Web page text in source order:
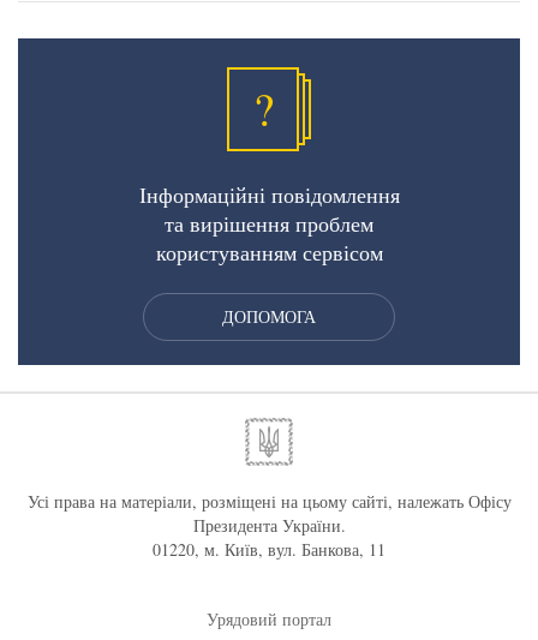
?
Інформаційні повідомлення
та вирішення проблем
користуванням сервісом
ДОПОМОГА
Усі права на матеріали, розміщені на цьому сайті, належать Офісу
Президента України.
01220, м. Київ, вул. Банкова, 11
Урядовий портал